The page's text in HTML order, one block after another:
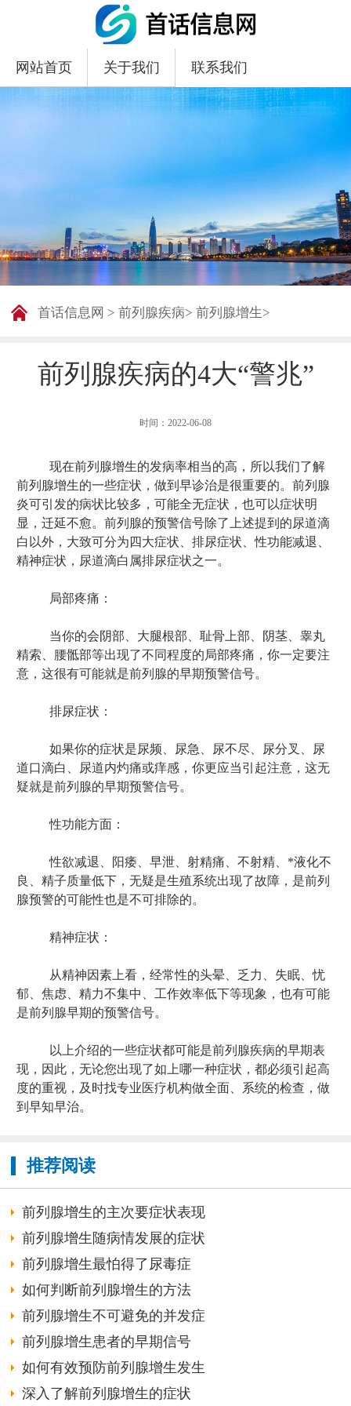
网站首页 关于我们 联系我们
首话信息网 > 前列腺疾病> 前列腺增生>
前列腺疾病的4大“警兆”
时间：2022-06-08
现在前列腺增生的发病率相当的高，所以我们了解
前列腺增生的一些症状，做到早诊治是很重要的。前列腺
炎可引发的病状比较多，可能全无症状，也可以症状明
显，迁延不愈。前列腺的预警信号除了上述提到的尿道滴
白以外，大致可分为四大症状、排尿症状、性功能减退、
精神症状，尿道滴白属排尿症状之一。
局部疼痛：
当你的会阴部、大腿根部、耻骨上部、阴茎、睾丸
精索、腰骶部等出现了不同程度的局部疼痛，你一定要注
意，这很有可能就是前列腺的早期预警信号。
排尿症状：
如果你的症状是尿频、尿急、尿不尽、尿分叉、尿
道口滴白、尿道内灼痛或痒感，你更应当引起注意，这无
疑就是前列腺的早期预警信号。
性功能方面：
性欲减退、阳痿、早泄、射精痛、不射精、*液化不
良、精子质量低下，无疑是生殖系统出现了故障，是前列
腺预警的可能性也是不可排除的。
精神症状：
从精神因素上看，经常性的头晕、乏力、失眠、忧
郁、焦虑、精力不集中、工作效率低下等现象，也有可能
是前列腺早期的预警信号。
以上介绍的一些症状都可能是前列腺疾病的早期表
现，因此，无论您出现了如上哪一种症状，都必须引起高
度的重视，及时找专业医疗机构做全面、系统的检查，做
到早知早治。
推荐阅读
前列腺增生的主次要症状表现
前列腺增生随病情发展的症状
前列腺增生最怕得了尿毒症
如何判断前列腺增生的方法
前列腺增生不可避免的并发症
前列腺增生患者的早期信号
如何有效预防前列腺增生发生
深入了解前列腺增生的症状